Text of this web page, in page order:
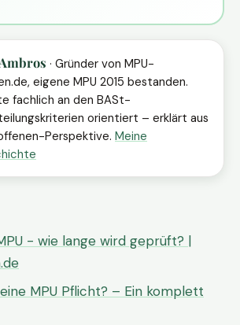
· Gründer von MPU-
eigene MPU 2015 bestanden.
fachlich an den BASt-
orientiert – erklärt aus
Perspektive. Meine
- wie lange wird geprüft? |
MPU Pflicht? – Ein komplett